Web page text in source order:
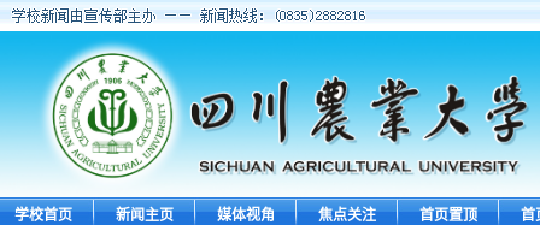
学校首页 新闻主页 媒体视角 焦点关注 首页置顶 首